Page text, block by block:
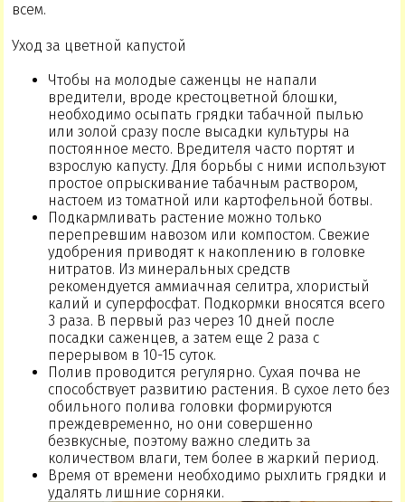
всем.
Уход за цветной капустой
Чтобы на молодые саженцы не напали
вредители, вроде крестоцветной блошки,
необходимо осыпать грядки табачной пылью
или золой сразу после высадки культуры на
постоянное место. Вредителя часто портят и
взрослую капусту. Для борьбы с ними используют
простое опрыскивание табачным раствором,
настоем из томатной или картофельной ботвы.
Подкармливать растение можно только
перепревшим навозом или компостом. Свежие
удобрения приводят к накоплению в головке
нитратов. Из минеральных средств
рекомендуется аммиачная селитра, хлористый
калий и суперфосфат. Подкормки вносятся всего
3 раза. В первый раз через 10 дней после
посадки саженцев, а затем еще 2 раза с
перерывом в 10-15 суток.
Полив проводится регулярно. Сухая почва не
способствует развитию растения. В сухое лето без
обильного полива головки формируются
преждевременно, но они совершенно
безвкусные, поэтому важно следить за
количеством влаги, тем более в жаркий период.
Время от времени необходимо рыхлить грядки и
удалять лишние сорняки.